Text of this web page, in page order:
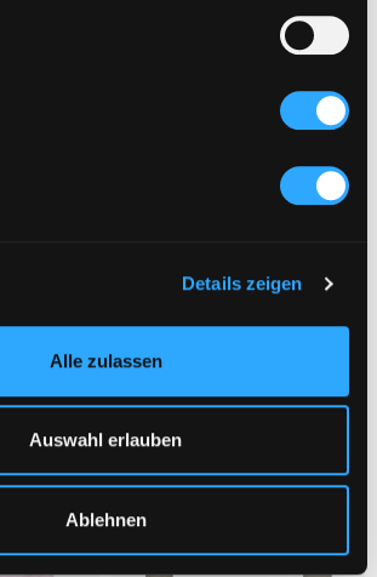
Details zeigen
Alle zulassen
Auswahl erlauben
Ablehnen